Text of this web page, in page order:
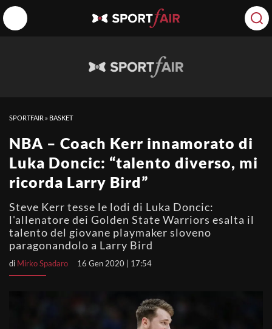
SPORTFAIR » BASKET
NBA – Coach Kerr innamorato di
Luka Doncic: “talento diverso, mi
ricorda Larry Bird”
Steve Kerr tesse le lodi di Luka Doncic:
l'allenatore dei Golden State Warriors esalta il
talento del giovane playmaker sloveno
paragonandolo a Larry Bird
di Mirko Spadaro 16 Gen 2020 | 17:54